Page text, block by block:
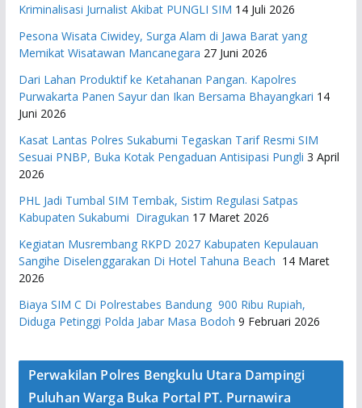
Kriminalisasi Jurnalist Akibat PUNGLI SIM 14 Juli 2026
Pesona Wisata Ciwidey, Surga Alam di Jawa Barat yang
Memikat Wisatawan Mancanegara 27 Juni 2026
Dari Lahan Produktif ke Ketahanan Pangan. Kapolres
Purwakarta Panen Sayur dan Ikan Bersama Bhayangkari 14
Juni 2026
Kasat Lantas Polres Sukabumi Tegaskan Tarif Resmi SIM
Sesuai PNBP, Buka Kotak Pengaduan Antisipasi Pungli 3 April
2026
PHL Jadi Tumbal SIM Tembak, Sistim Regulasi Satpas
Kabupaten Sukabumi Diragukan 17 Maret 2026
Kegiatan Musrembang RKPD 2027 ​Kabupaten Kepulauan
Sangihe Diselenggarakan Di Hotel Tahuna Beach 14 Maret
2026
Biaya SIM C Di Polrestabes Bandung 900 Ribu Rupiah,
Diduga Petinggi Polda Jabar Masa Bodoh 9 Februari 2026
Perwakilan Polres Bengkulu Utara Dampingi
Puluhan Warga Buka Portal PT. Purnawira